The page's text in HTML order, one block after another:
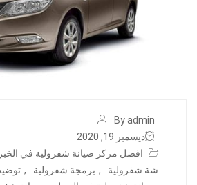
By admin
ديسمبر 19, 2020
افضل مركز صيانة شفرولية في الخبر
شة شفرولية
, برمجة شفرولية ,